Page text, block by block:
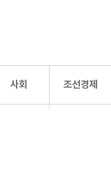
사회 조선경제